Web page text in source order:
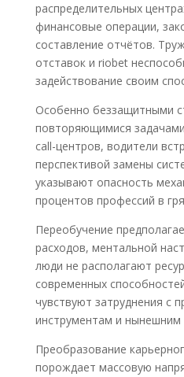
распределительных
финансовые операции,
составление отчётов.
отставок и riobet
задействование своим
Особенно беззащитными
повторяющимися
call-центров, водители
перспективой замены
указывают опасность
процентов профессий в
Переобучение
расходов, ментальной
люди не располагают
современных
чувствуют затруднения с
инструментам и нынешним
Преобразование
порождает массовую